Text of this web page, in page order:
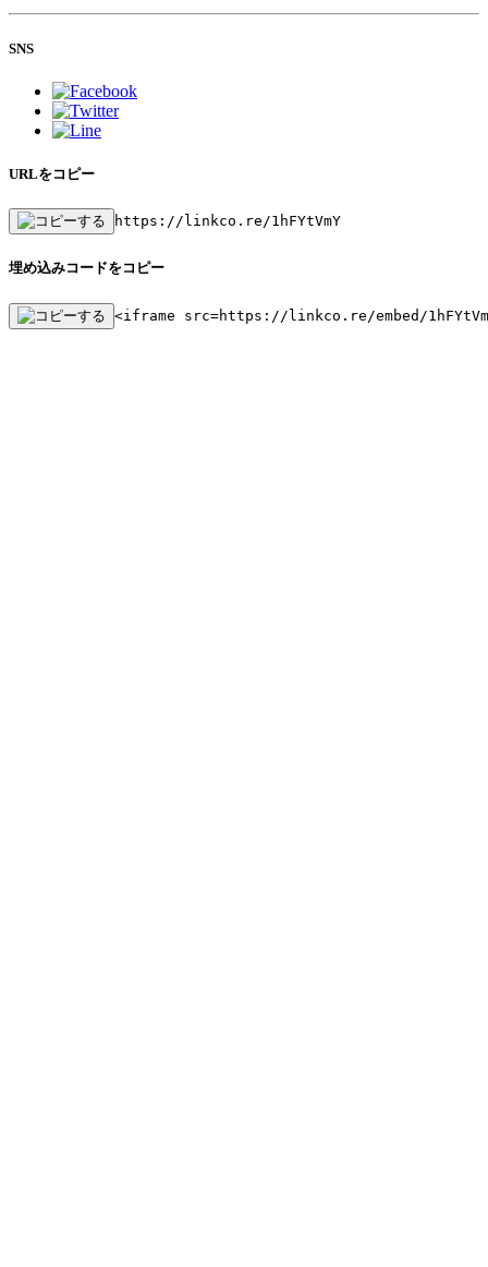
SNS
URLをコピー
https://linkco.re/1hFYtVmY
埋め込みコードをコピー
<iframe src=https://linkco.re/embed/